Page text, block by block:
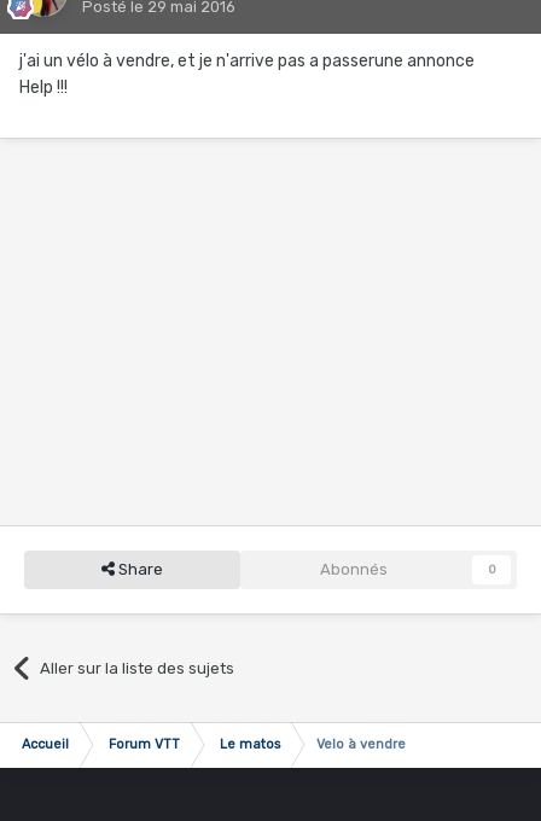
Posté le 29 mai 2016
j'ai un vélo à vendre, et je n'arrive pas a passerune annonce
Help !!!
Share Abonnés 0
Aller sur la liste des sujets
Accueil Forum VTT Le matos Velo à vendre